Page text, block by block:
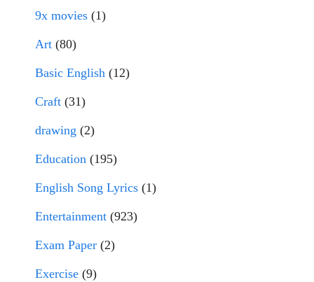
9x movies (1)
Art (80)
Basic English (12)
Craft (31)
drawing (2)
Education (195)
English Song Lyrics (1)
Entertainment (923)
Exam Paper (2)
Exercise (9)